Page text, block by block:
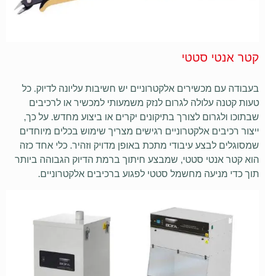
קטר אנטי סטטי
בעבודה עם מכשירים אלקטרוניים יש חשיבות עליונה לדיוק. כל
טעות קטנה עלולה לגרום לנזק משמעותי למכשיר או לרכיבים
שבתוכו ולגרום לצורך בתיקונים יקרים או ביצוע מחדש. על כך,
ייצור רכיבים אלקטרוניים רגישים מצריך שימוש בכלים מיוחדים
שמסוגלים לבצע עיבודי מתכת באופן מדויק וזהיר. כלי אחד כזה
הוא קטר אנטי סטטי, שמבצע חיתוך ברמת הדיוק הגבוהה ביותר
תוך כדי מניעה מחשמל סטטי לפגוע ברכיבים אלקטרוניים.